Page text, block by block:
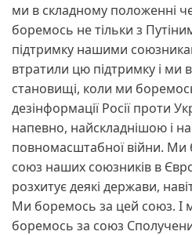
ми в складному положенні
боремось не тільки з
підтримку нашими
втратили цю підтримку і ми
становищі, коли ми
дезінформації Росії проти
напевно, найскладнішою і
повномасштабної війни. Ми
союз наших союзників в
розхитує деякі держави,
Ми боремось за цей союз. І
боремось за союз